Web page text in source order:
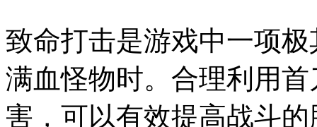
致命打击是游戏中一项
满血怪物时。合理利用
害，可以有效提高战斗